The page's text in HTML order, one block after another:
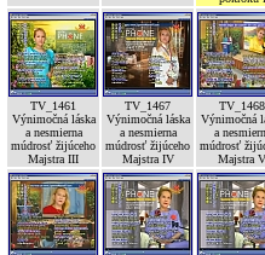
TV_1461
Výnimočná láska
a nesmierna
múdrosť žijúceho
Majstra III
TV_1467
Výnimočná láska
a nesmierna
múdrosť žijúceho
Majstra IV
TV_1468
Výnimočná
a
múdrosť
Majstra V